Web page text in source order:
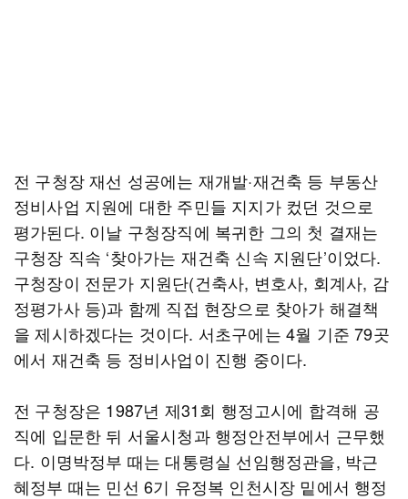
전 구청장 재선 성공에는 재개발·재건축 등 부동산
정비사업 지원에 대한 주민들 지지가 컸던 것으로
평가된다. 이날 구청장직에 복귀한 그의 첫 결재는
구청장 직속 ‘찾아가는 재건축 신속 지원단’이었다.
구청장이 전문가 지원단(건축사, 변호사, 회계사, 감
정평가사 등)과 함께 직접 현장으로 찾아가 해결책
을 제시하겠다는 것이다. 서초구에는 4월 기준 79곳
에서 재건축 등 정비사업이 진행 중이다.
전 구청장은 1987년 제31회 행정고시에 합격해 공
직에 입문한 뒤 서울시청과 행정안전부에서 근무했
다. 이명박정부 때는 대통령실 선임행정관을, 박근
혜정부 때는 민선 6기 유정복 인천시장 밑에서 행정